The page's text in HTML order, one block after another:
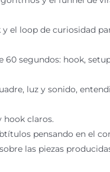
el loop de curiosidad
segundos: hook,
luz y sonido,
hook claros.
pensando en el
las piezas